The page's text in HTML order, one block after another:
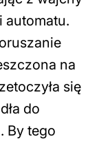
automatu.
na
się
do
By tego